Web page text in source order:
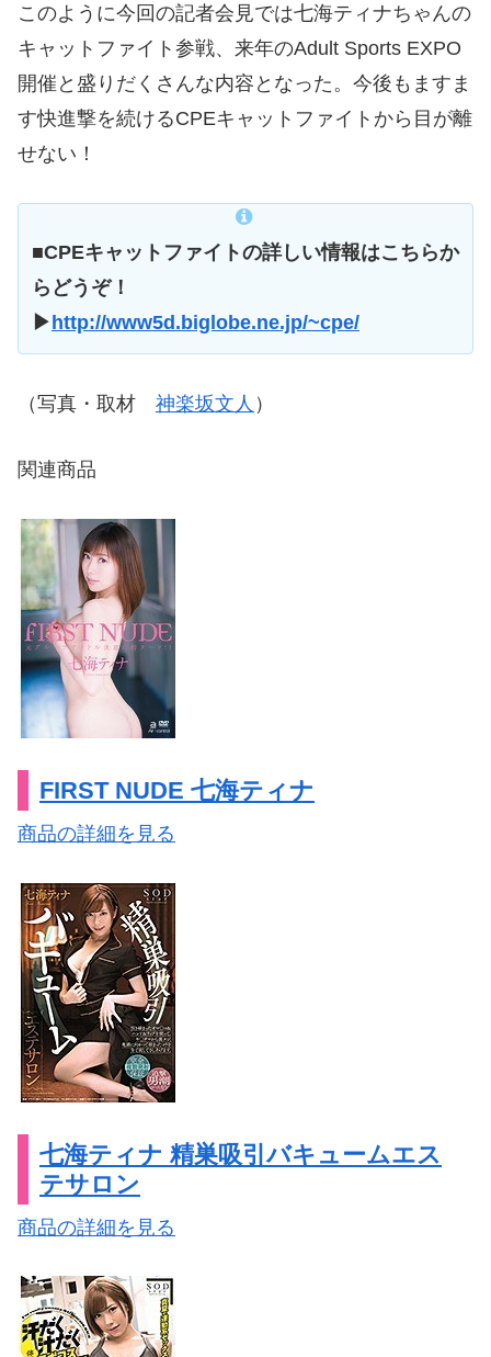
このように今回の記者会見では七海ティナちゃんの
キャットファイト参戦、来年のAdult Sports EXPO
開催と盛りだくさんな内容となった。今後もますま
す快進撃を続けるCPEキャットファイトから目が離
せない！
■CPEキャットファイトの詳しい情報はこちらか
らどうぞ！
▶http://www5d.biglobe.ne.jp/~cpe/
（写真・取材 神楽坂文人 ）
関連商品
FIRST NUDE 七海ティナ
商品の詳細を見る
七海ティナ 精巣吸引バキュームエス
テサロン
商品の詳細を見る